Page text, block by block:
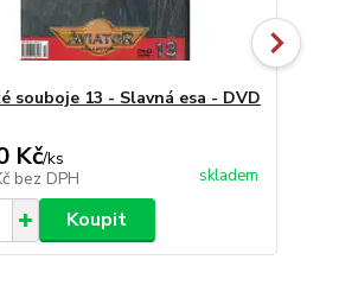
souboje 13 - Slavná esa - DVD
Kč/ks
bez DPH skladem
Koupit